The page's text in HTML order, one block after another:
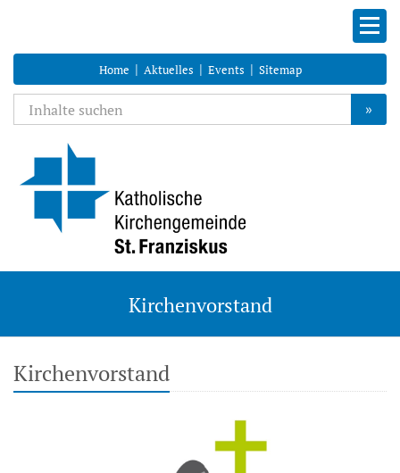
Home | Aktuelles | Events | Sitemap
»
Kirchenvorstand
Kirchenvorstand